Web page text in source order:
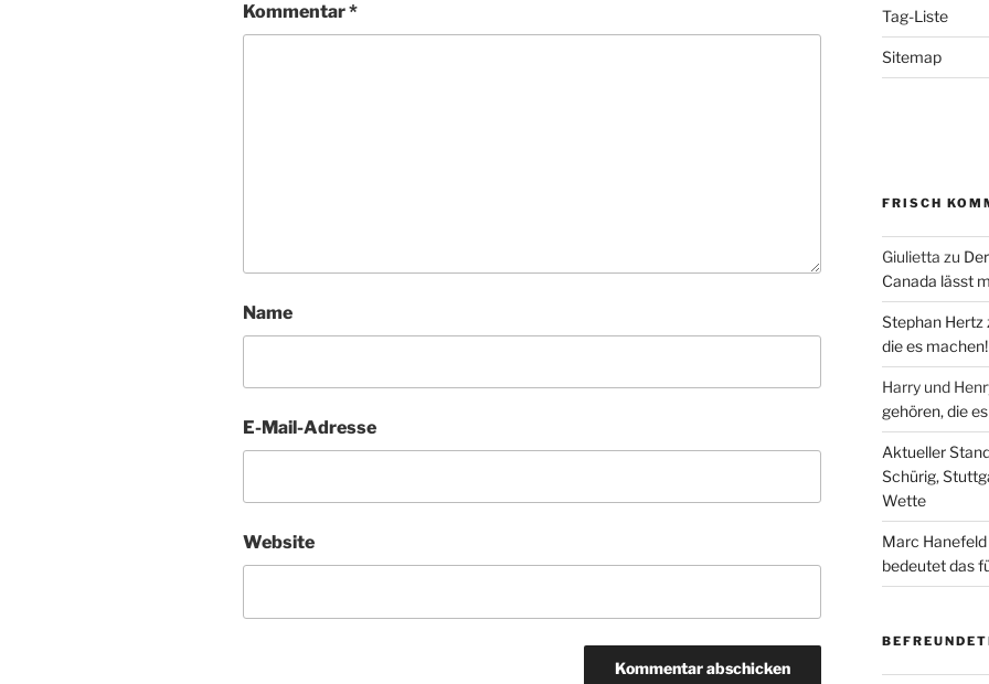
Kommentar*
Name
E-Mail-Adresse
Website
Tag-Liste
Sitemap
FRISCH
Giulietta zu
Canada lässt
Stephan Hertz
die es machen!
Harry und
gehören, die
Aktueller
Schürig,
Wette
Marc Hanefeld
bedeutet das